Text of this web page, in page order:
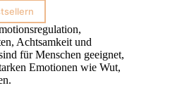
Achtsamkeit und
für Menschen geeignet,
Emotionen wie Wut,